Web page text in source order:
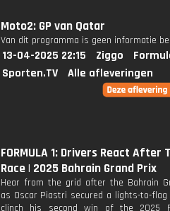
Moto2: GP van Qatar
Van dit programma is geen informatie
13-04-2025 22:15 Ziggo
Sporten.TV
Alle afleveringen
FORMULA 1: Drivers React After
Race | 2025 Bahrain Grand Prix
Hear from the grid after the Bahrain
as Oscar Piastri secured a lights-to-
clinch his second win of the 2025